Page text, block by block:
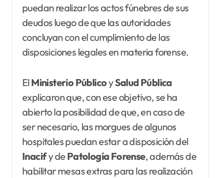
puedan realizar los actos fúnebres de sus
deudos luego de que las autoridades
concluyan con el cumplimiento de las
disposiciones legales en materia forense.
El Ministerio PúblicoySalud Pública
explicaron que, con ese objetivo, se ha
abierto la posibilidad de que, en caso de
ser necesario, las morgues de algunos
hospitales puedan estar a disposición del
Inacify de Patología Forense, además de
habilitar mesas extras para las realización